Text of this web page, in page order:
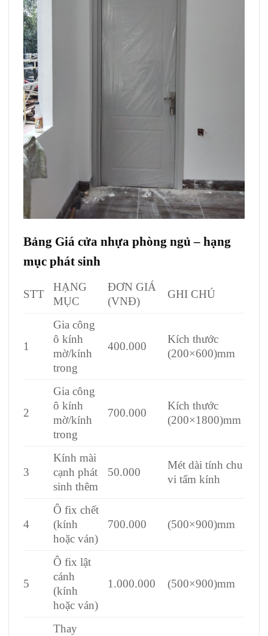
Bảng Giá cửa nhựa phòng ngủ – hạng
mục phát sinh
STT
HẠNG
MỤC
ĐƠN GIÁ
(VNĐ)
GHI CHÚ
1
Gia công
ô kính
mờ/kính
trong
400.000
Kích thước
(200×600)mm
2
Gia công
ô kính
mờ/kính
trong
700.000
Kích thước
(200×1800)mm
3
Kính mài
cạnh phát
sinh thêm
50.000
Mét dài tính chu
vi tấm kính
4
Ô fix chết
(kính
hoặc ván)
700.000 (500×900)mm
5
Ô fix lật
cánh
(kính
hoặc ván)
1.000.000 (500×900)mm
Thay